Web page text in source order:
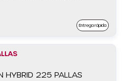
Entrega rápida